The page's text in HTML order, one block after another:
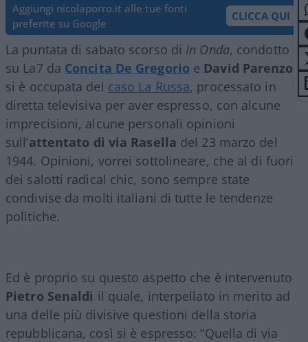
Aggiungi nicolaporro.it alle tue fonti
preferite su Google
CLICCA QUI
La puntata di sabato scorso di In Onda, condotto
su La7 da Concita De Gregorio e David Parenzo
si è occupata del caso La Russa, processato in
diretta televisiva per aver espresso, con alcune
imprecisioni, alcune personali opinioni
sull’attentato di via Rasella del 23 marzo del
1944. Opinioni, vorrei sottolineare, che al di fuori
dei salotti radical chic, sono sempre state
condivise da molti italiani di tutte le tendenze
politiche.
Ed è proprio su questo aspetto che è intervenuto
Pietro Senaldi il quale, interpellato in merito ad
una delle più divisive questioni della storia
repubblicana, così si è espresso: “Quella di via